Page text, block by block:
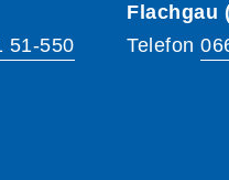
51-550
Flachgau
Telefon